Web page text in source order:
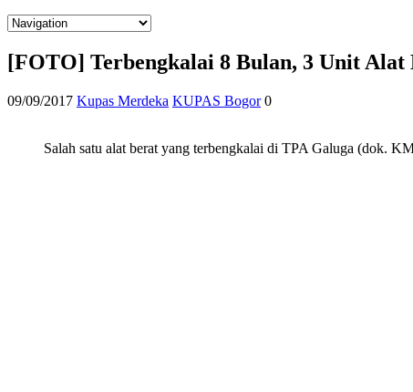
[FOTO] Terbengkalai 8 Bulan, 3 Unit
09/09/2017 Kupas Merdeka KUPAS Bogor 0
Salah satu alat berat yang terbengkalai di TPA Galuga (dok.